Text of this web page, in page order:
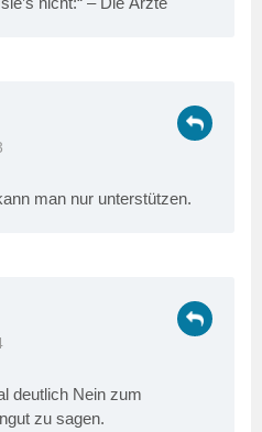
man nur unterstützen.
deutlich Nein zum
zu sagen.